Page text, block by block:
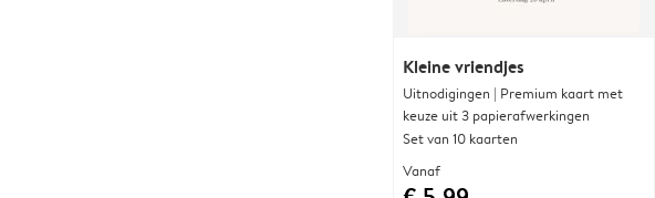
Kleine vriendjes
Uitnodigingen | Premium kaart met
keuze uit 3 papierafwerkingen
Set van 10 kaarten
Vanaf